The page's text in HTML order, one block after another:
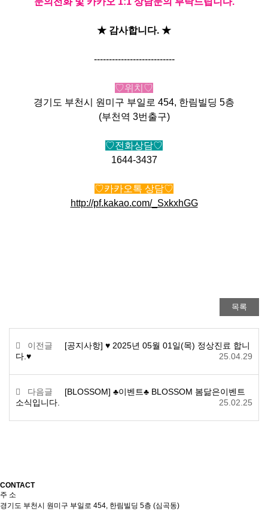
★ 감사합니다. ★
---------------------------
♡위치♡
경기도 부천시 원미구 부일로 454, 한림빌딩 5층
(부천역 3번출구)
♡전화상담♡
1644-3437
♡카카오톡 상담♡
http://pf.kakao.com/_SxkxhGG
목록
이전글
[공지사항] ♥ 2025년 05월 01일(목) 정상진료 합니
다.♥
25.04.29
다음글
[BLOSSOM] ♣이벤트♣ BLOSSOM 봄닮은이벤트
소식입니다.
25.02.25
CONTACT
주 소
경기도 부천시 원미구 부일로 454, 한림빌딩 5층 (심곡동)